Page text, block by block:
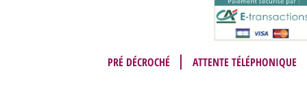
PRÉ DÉCROCHÉ ATTENTE TÉLÉPHONIQUE